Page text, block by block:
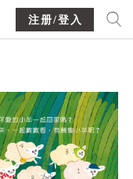
注册/登入